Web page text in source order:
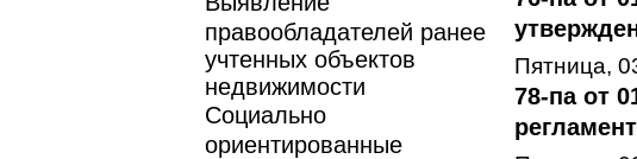
правообладателей ранее
учтенных объектов
недвижимости
Социально
ориентированные
Пятница,
78-па от